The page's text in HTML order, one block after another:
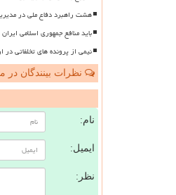
هشت راهبرد دفاع ملی در
باید منافع جمهوری اسلامی
نیمی از پرونده های تخلفاتی در
نظرات بینندگان
نام:
ایمیل:
نظر: